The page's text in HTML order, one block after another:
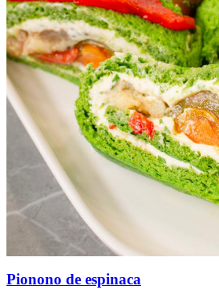
Pionono de espinaca